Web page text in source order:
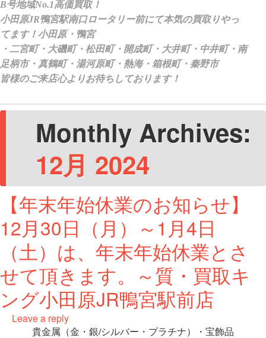
Monthly Archives:
12月 2024
【年末年始休業のお知らせ】
12月30日（月）～1月4日
（土）は、年末年始休業とさ
せて頂きます。～質・買取キ
ング小田原JR鴨宮駅前店
Leave a reply
貴金属（金・銀/シルバー・プラチナ）・宝飾品